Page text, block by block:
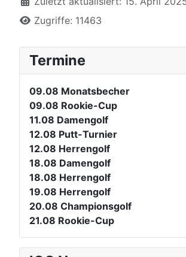
Zugriffe: 11463
Termine
09.08 Monatsbecher
09.08 Rookie-Cup
11.08 Damengolf
12.08 Putt-Turnier
12.08 Herrengolf
18.08 Damengolf
18.08 Herrengolf
19.08 Herrengolf
20.08 Championsgolf
21.08 Rookie-Cup